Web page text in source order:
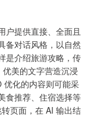
户提供直接、全面且
备对话风格，以自然
是介绍旅游攻略，传
美的文字营造沉浸
优化的内容则可能采
食推荐、住宿选择等
页面，在 AI 输出结